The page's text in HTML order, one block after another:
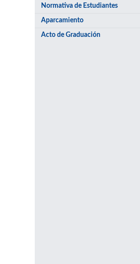
Normativa de Estudiantes
Aparcamiento
Acto de Graduación